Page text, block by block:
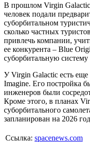
В прошлом Virgin Galactic
человек подали
суборбитальном
сколько частных
привлечь компании,
ее конкурента – Blue
суборбитальную систему
У Virgin Galactic есть
Imagine. Его постройка
инженеров были
Кроме этого, в планах
суборбитального
запланирован на 2026
Ссылка: spacenews.com